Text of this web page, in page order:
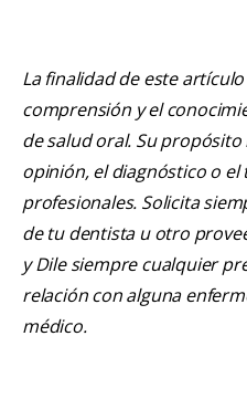
La finalidad de este
comprensión y el
de salud oral. Su
opinión, el diagnóstico o
profesionales. Solicita
de tu dentista u otro
y Dile siempre cualquier
relación con alguna
médico.